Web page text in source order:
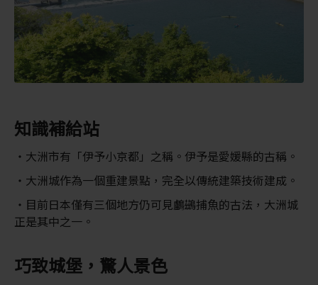
知識補給站
大洲市有「伊予小京都」之稱。伊予是愛媛縣的古稱。
大洲城作為一個重建景點，完全以傳統建築技術建成。
目前日本僅有三個地方仍可見鸕鷀捕魚的古法，大洲城
正是其中之一。
巧致城堡，驚人景色